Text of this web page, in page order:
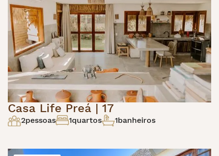
Casa Life Preá | 17
2pessoas 1quartos 1banheiros